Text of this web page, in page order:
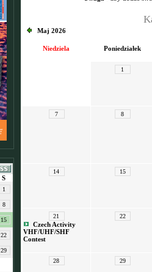
S
1
8
15
22
29
Maj 2026
Niedziela Poniedziałek
1
7 8
14 15
21
Czech Activity
VHF/UHF/SHF
Contest
22
28 29